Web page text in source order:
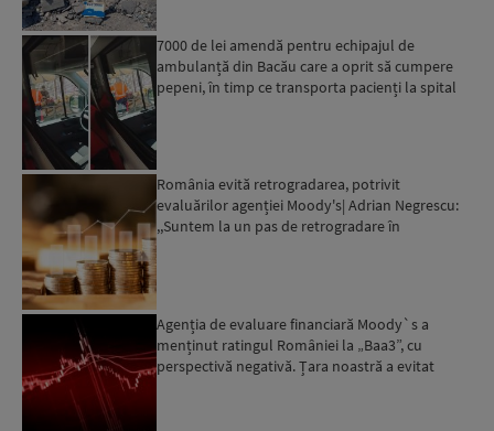
7000 de lei amendă pentru echipajul de
ambulanță din Bacău care a oprit să cumpere
pepeni, în timp ce transporta pacienți la spital
România evită retrogradarea, potrivit
evaluărilor agenției Moody's| Adrian Negrescu:
,,Suntem la un pas de retrogradare în
Agenția de evaluare financiară Moody`s a
menținut ratingul României la „Baa3”, cu
perspectivă negativă. Țara noastră a evitat